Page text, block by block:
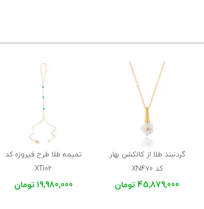
گردنبند طلا از کالکشن بهار
کد XN470
45,879,000 تومان
تمیمه طلا طرح فیروزه کد
XT102
19,980,000 تومان